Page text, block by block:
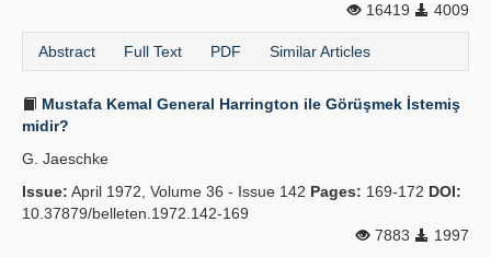
16419
4009
Abstract Full Text PDF Similar Articles
Mustafa Kemal General Harrington ile Görüşmek İstemiş
midir?
G. Jaeschke
Issue: April 1972, Volume 36 - Issue 142 Pages: 169-172 DOI:
10.37879/belleten.1972.142-169
7883
1997